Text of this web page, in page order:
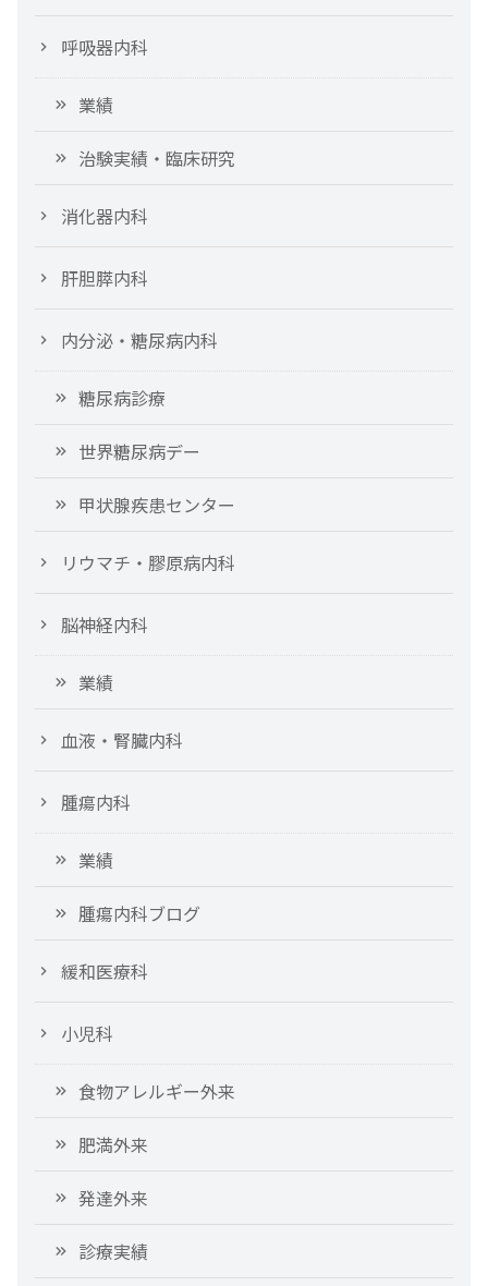
呼吸器内科
業績
治験実績・臨床研究
消化器内科
肝胆膵内科
内分泌・糖尿病内科
糖尿病診療
世界糖尿病デー
甲状腺疾患センター
リウマチ・膠原病内科
脳神経内科
業績
血液・腎臓内科
腫瘍内科
業績
腫瘍内科ブログ
緩和医療科
小児科
食物アレルギー外来
肥満外来
発達外来
診療実績